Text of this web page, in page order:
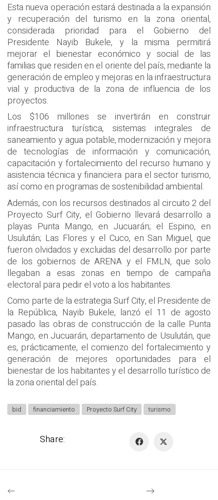
Esta nueva operación estará destinada a la expansión
y recuperación del turismo en la zona oriental,
considerada prioridad para el Gobierno del
Presidente Nayib Bukele, y la misma permitirá
mejorar el bienestar económico y social de las
familias que residen en el oriente del país, mediante la
generación de empleo y mejoras en la infraestructura
vial y productiva de la zona de influencia de los
proyectos.
Los $106 millones se invertirán en construir
infraestructura turística, sistemas integrales de
saneamiento y agua potable, modernización y mejora
de tecnologías de información y comunicación,
capacitación y fortalecimiento del recurso humano y
asistencia técnica y financiera para el sector turismo,
así como en programas de sostenibilidad ambiental.
Además, con los recursos destinados al circuito 2 del
Proyecto Surf City, el Gobierno llevará desarrollo a
playas Punta Mango, en Jucuarán; el Espino, en
Usulután; Las Flores y el Cuco, en San Miguel, que
fueron olvidados y excluidas del desarrollo por parte
de los gobiernos de ARENA y el FMLN, que solo
llegaban a esas zonas en tiempo de campaña
electoral para pedir el voto a los habitantes.
Como parte de la estrategia Surf City, el Presidente de
la República, Nayib Bukele, lanzó el 11 de agosto
pasado las obras de construcción de la calle Punta
Mango, en Jucuarán, departamento de Usulután, que
es, prácticamente, el comienzo del fortalecimiento y
generación de mejores oportunidades para el
bienestar de los habitantes y el desarrollo turístico de
la zona oriental del país.
bid financiamiento Proyecto Surf City turismo
Share: